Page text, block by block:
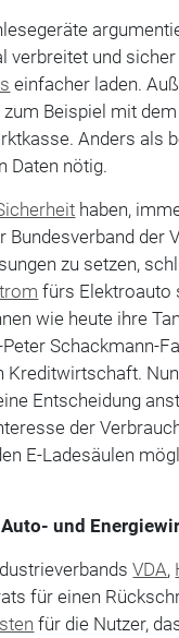
verbreitet und
einfacher laden.
Beispiel mit dem
Anders als
Daten nötig.
haben,
Bundesverband der
zu setzen,
fürs Elektroauto
wie heute ihre
Schackmann-
Kreditwirtschaft.
Entscheidung
der
E-Ladesäulen
und
VDA,
für einen
für die Nutzer,